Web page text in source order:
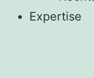
Expertise